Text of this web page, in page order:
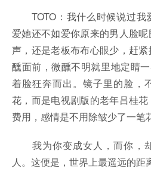
TOTO：我什么时候说过我
爱她还不如爱你原来的男人脸
声，还是老板布布心眼少，赶
醺面前，微醺不明就里地定睛
着脸狂奔而出。镜子里的脸，
花，而是电视剧版的老年吕桂
费用，感情是不用除皱少了一笔
我为你变成女人，而你，
人。这便是，世界上最遥远的